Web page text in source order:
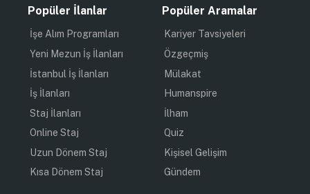
Popüler İlanlar
İşe Alım Programları
Yeni Mezun İş İlanları
İstanbul İş İlanları
İş İlanları
Staj İlanları
Online Staj
Uzun Dönem Staj
Kısa Dönem Staj
Popüler Aramalar
Kariyer Tavsiyeleri
Özgeçmiş
Mülakat
Humanspire
İlham
Quiz
Kişisel Gelişim
Gündem